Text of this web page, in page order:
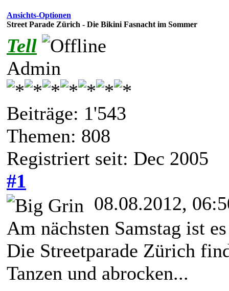
Ansichts-Optionen
Street Parade Zürich - Die Bikini Fasnacht im Sommer
Tell
Admin
Beiträge: 1'543
Themen: 808
Registriert seit: Dec 2005
#1
08.08.2012,
Am nächsten Samstag ist
Die Streetparade Zürich
Tanzen und abrocken...